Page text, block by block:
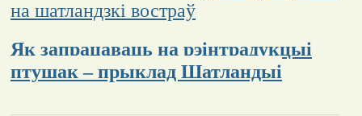
на шатландзкі востраў
Як запрацаваць на рэінтрадукцыі
птушак – прыклад Шатландыі